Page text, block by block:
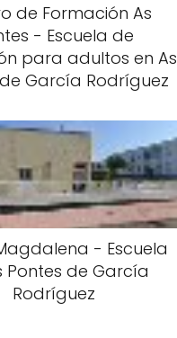
de Formación As
- Escuela de
para adultos en As
García Rodríguez
- Escuela
Pontes de García
Rodríguez